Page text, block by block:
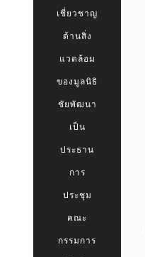
เชี่ยวชาญ
ด้านสิ่ง
แวดล้อม
ของมูลนิธิ
ชัยพัฒนา
เป็น
ประธาน
การ
ประชุม
คณะ
กรรมการ